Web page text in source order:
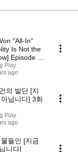
"All-In"
Is Not the
Episode 4
Play
ago
의 발단 [지
닙니다] 3화
Play
ago
들인 [지금
니다]